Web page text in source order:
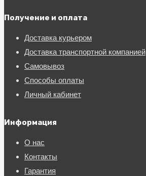
Получение и оплата
Доставка курьером
Доставка транспортной компанией
Самовывоз
Способы оплаты
Личный кабинет
Информация
О нас
Контакты
Гарантия